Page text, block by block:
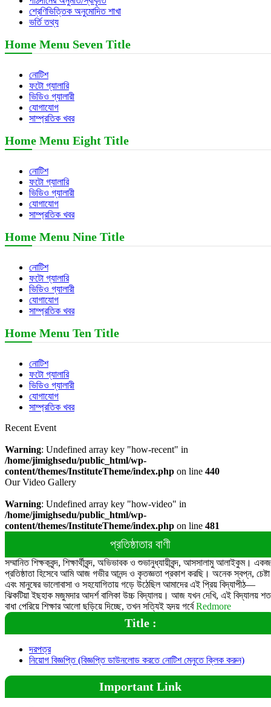
শ্রেণিভিত্তিক অনুমোদিত শাখা
ভর্তি তথ্য
Home Menu Seven Title
নোটিশ
ফটো গ্যালারি
ভিডিও গ্যালারী
যোগাযোগ
সাম্প্রতিক খবর
Home Menu Eight Title
নোটিশ
ফটো গ্যালারি
ভিডিও গ্যালারী
যোগাযোগ
সাম্প্রতিক খবর
Home Menu Nine Title
নোটিশ
ফটো গ্যালারি
ভিডিও গ্যালারী
যোগাযোগ
সাম্প্রতিক খবর
Home Menu Ten Title
নোটিশ
ফটো গ্যালারি
ভিডিও গ্যালারী
যোগাযোগ
সাম্প্রতিক খবর
Recent Event
Warning: Undefined array key "how-recent" in
/home/jimighsedu/public_html/wp-
content/themes/InstituteTheme/index.php on line 440
Our Video Gallery
Warning: Undefined array key "how-video" in
/home/jimighsedu/public_html/wp-
content/themes/InstituteTheme/index.php on line 481
প্রতিষ্ঠাতার বাণী
সম্মানিত শিক্ষকবৃন্দ, শিক্ষার্থীবৃন্দ, অভিভাবক ও শুভানুধ্যায়ীবৃন্দ, আসসালামু আলাইকুম।
প্রতিষ্ঠাতা হিসেবে আমি আজ গভীর আনন্দ ও কৃতজ্ঞতা প্রকাশ করছি। অনেক স্বপ্ন, চেষ্টা
এবং মানুষের ভালোবাসা ও সহযোগিতায় গড়ে উঠেছিল আমাদের এই প্রিয় বিদ্যাপীঠ—
ঝিকটিয়া ইছহাক মজুমদার আদর্শ বালিকা উচ্চ বিদ্যালয়। আজ যখন দেখি, এই বিদ্যালয় শত
বাধা পেরিয়ে শিক্ষার আলো ছড়িয়ে দিচ্ছে, তখন সত্যিই হৃদয় গর্বেRedmore
Title :
দরপত্র
নিয়োগ বিজ্ঞপ্তি (বিজ্ঞপ্তি ডাউনলোড করতে নোটিশ মেনুতে ক্লিক করুন)
Important Link